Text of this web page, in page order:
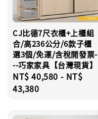
CJ比德7尺衣櫃+上櫃組
合/高236公分/6款子櫃
選3個/免運/含稅開發票-
--巧家家具【台灣現貨】
Regular
price
NT$ 40,580 - NT$
43,380